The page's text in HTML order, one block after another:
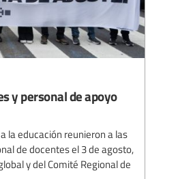
y personal de apoyo
la educación reunieron a las
de docentes el 3 de agosto,
y del Comité Regional de